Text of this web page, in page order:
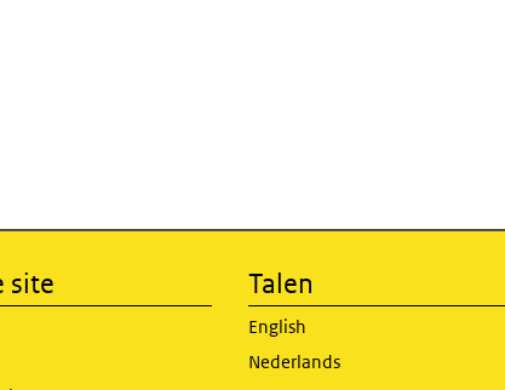
site Talen
English
Nederlands